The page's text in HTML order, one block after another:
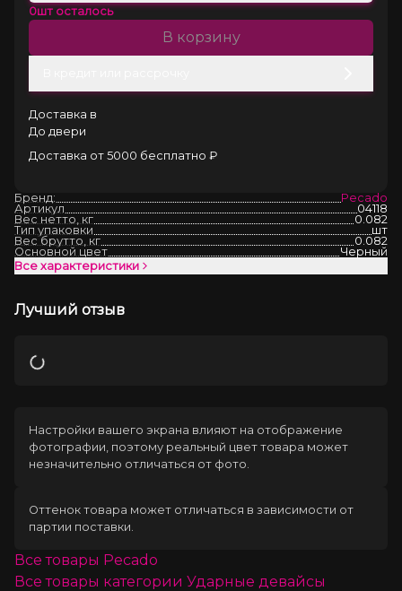
0шт осталось
В корзину
Доставка в
До двери
Доставка от 5000 бесплатно ₽
Бренд:
Pecado
Артикул
04118
Вес нетто, кг
0.082
Тип упаковки
шт
Вес брутто, кг
0.082
Основной цвет
Черный
Все характеристики
Лучший отзыв
Загрузка
Настройки вашего экрана влияют на отображение
фотографии, поэтому реальный цвет товара может
незначительно отличаться от фото.
Оттенок товара может отличаться в зависимости от
партии поставки.
Все товары Pecado
Все товары категории Ударные девайсы